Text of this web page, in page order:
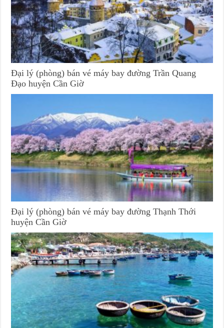
Đại lý (phòng) bán vé máy bay đường Trần Quang
Đạo huyện Cần Giờ
Đại lý (phòng) bán vé máy bay đường Thạnh Thới
huyện Cần Giờ